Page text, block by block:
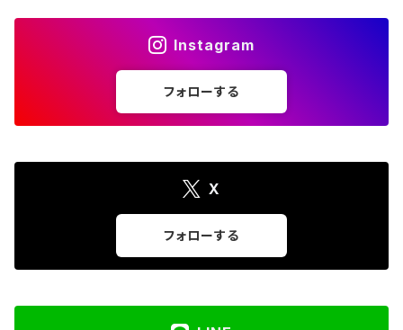
Instagram
フォローする
X
フォローする